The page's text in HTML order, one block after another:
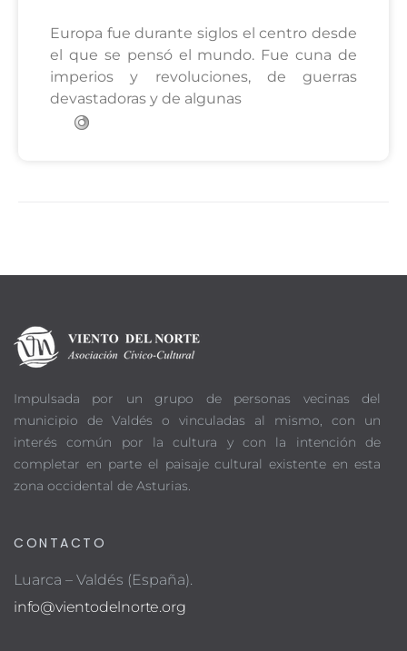
Europa fue durante siglos el centro desde
el que se pensó el mundo. Fue cuna de
imperios y revoluciones, de guerras
devastadoras y de algunas
Impulsada por un grupo de personas vecinas del
municipio de Valdés o vinculadas al mismo, con un
interés común por la cultura y con la intención de
completar en parte el paisaje cultural existente en esta
zona occidental de Asturias.
CONTACTO
Luarca – Valdés (España).
info@vientodelnorte.org